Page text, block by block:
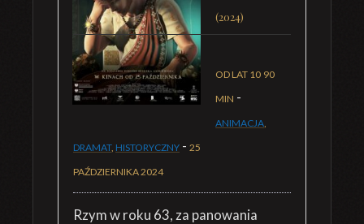
(2024)
OD LAT 10 90
MIN -
ANIMACJA,
DRAMAT, HISTORYCZNY - 25
PAŹDZIERNIKA 2024
Rzym w roku 63, za panowania